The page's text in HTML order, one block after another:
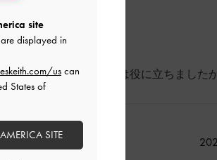
かった
このレビューは役に立ちました
site
displayed in
uscan
States of
SITE